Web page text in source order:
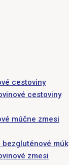
cestoviny
cestoviny
múčne zmesi
zmesi